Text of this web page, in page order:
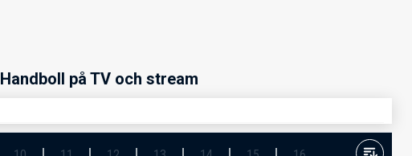
Handboll på TV och stream